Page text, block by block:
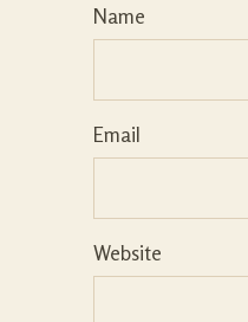
Name
Email
Website